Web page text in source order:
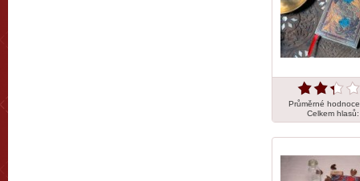
Průměrné
Celkem